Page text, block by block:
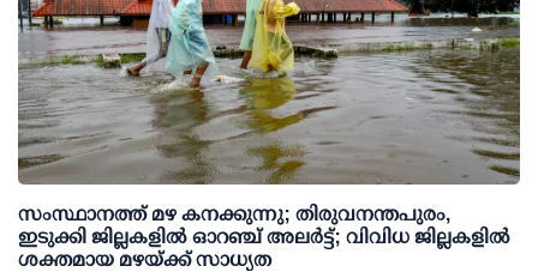
സംസ്ഥാനത്ത് മഴ കനക്കുന്നു; തിരുവനന്തപുരം,
ഇടുക്കി ജില്ലകളിൽ ഓറഞ്ച് അലർട്ട്; വിവിധ ജില്ലകളിൽ
ശക്തമായ മഴയ്ക്ക് സാധ്യത